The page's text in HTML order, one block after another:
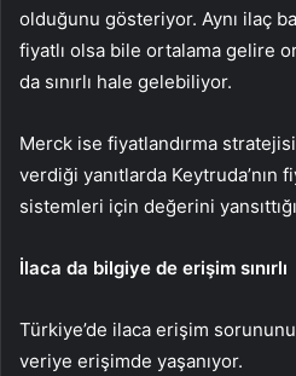
olduğunu gösteriyor. Aynı ilaç
fiyatlı olsa bile ortalama gelire
da sınırlı hale gelebiliyor.
Merck ise fiyatlandırma
verdiği yanıtlarda Keytruda’nın
sistemleri için değerini
İlaca da bilgiye de erişim sınırlı
Türkiye’de ilaca erişim
veriye erişimde yaşanıyor.